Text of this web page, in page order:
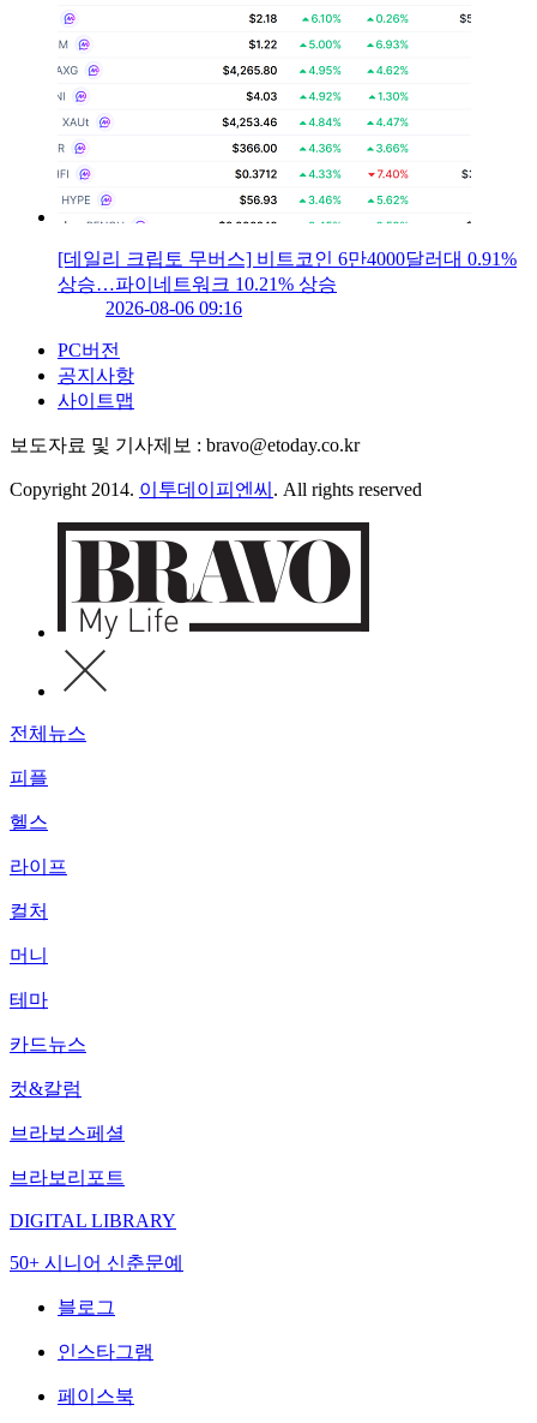
[데일리 크립토 무버스] 비트코인 6만4000달러대 0.91%
상승…파이네트워크 10.21% 상승
2026-08-06 09:16
PC버전
공지사항
사이트맵
보도자료 및 기사제보 : bravo@etoday.co.kr
Copyright 2014. 이투데이피엔씨 . All rights reserved
전체뉴스
피플
헬스
라이프
컬처
머니
테마
카드뉴스
컷&칼럼
브라보스페셜
브라보리포트
DIGITAL LIBRARY
50+ 시니어 신춘문예
블로그
인스타그램
페이스북